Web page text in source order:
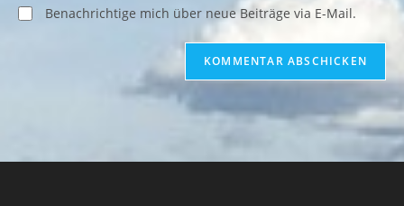
Benachrichtige mich über neue Beiträge via E-Mail.